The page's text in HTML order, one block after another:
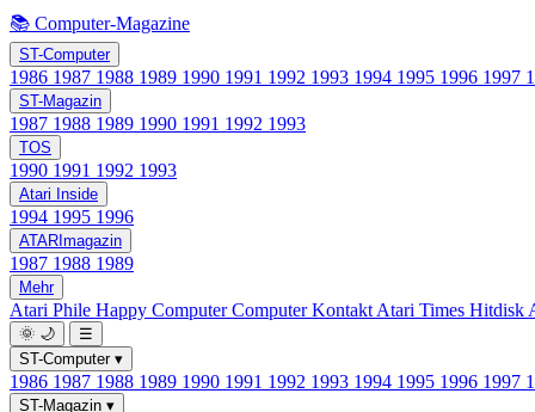
📚 Computer-Magazine
ST-Computer
1986 1987 1988 1989 1990 1991 1992 1993 1994 1995 1996 1997
ST-Magazin
1987 1988 1989 1990 1991 1992 1993
TOS
1990 1991 1992 1993
Atari Inside
1994 1995 1996
ATARImagazin
1987 1988 1989
Mehr
Atari Phile Happy ComputerComputer Kontakt Atari Times Hitdisk
🌞 🌙
☰
ST-Computer ▾
1986 1987 1988 1989 1990 1991 1992 1993 1994 1995 1996 1997
ST-Magazin ▾